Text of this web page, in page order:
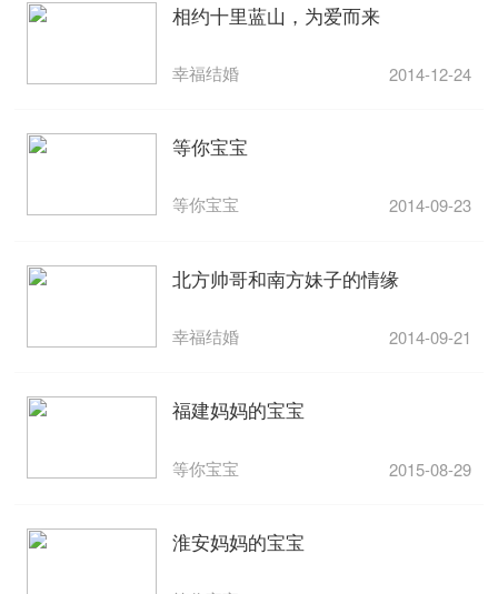
相约十里蓝山，为爱而来
幸福结婚 2014-12-24
等你宝宝
等你宝宝 2014-09-23
北方帅哥和南方妹子的情缘
幸福结婚 2014-09-21
福建妈妈的宝宝
等你宝宝 2015-08-29
淮安妈妈的宝宝